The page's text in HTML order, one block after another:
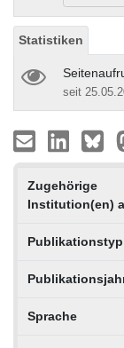
Statistiken
seit
Zugehörige
Institution(en)
Publikationstyp
Sprache